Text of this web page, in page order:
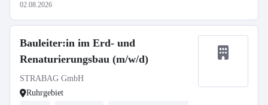
02.08.2026
Bauleiter:in im Erd- und
Renaturierungsbau (m/w/d)
STRABAG GmbH
Ruhrgebiet